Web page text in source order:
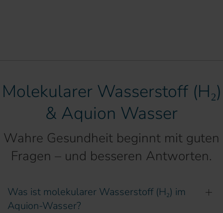
Molekularer Wasserstoff (H₂)
& Aquion Wasser
Wahre Gesundheit beginnt mit guten
Fragen – und besseren Antworten.
Was ist molekularer Wasserstoff (H₂) im
Aquion-Wasser?